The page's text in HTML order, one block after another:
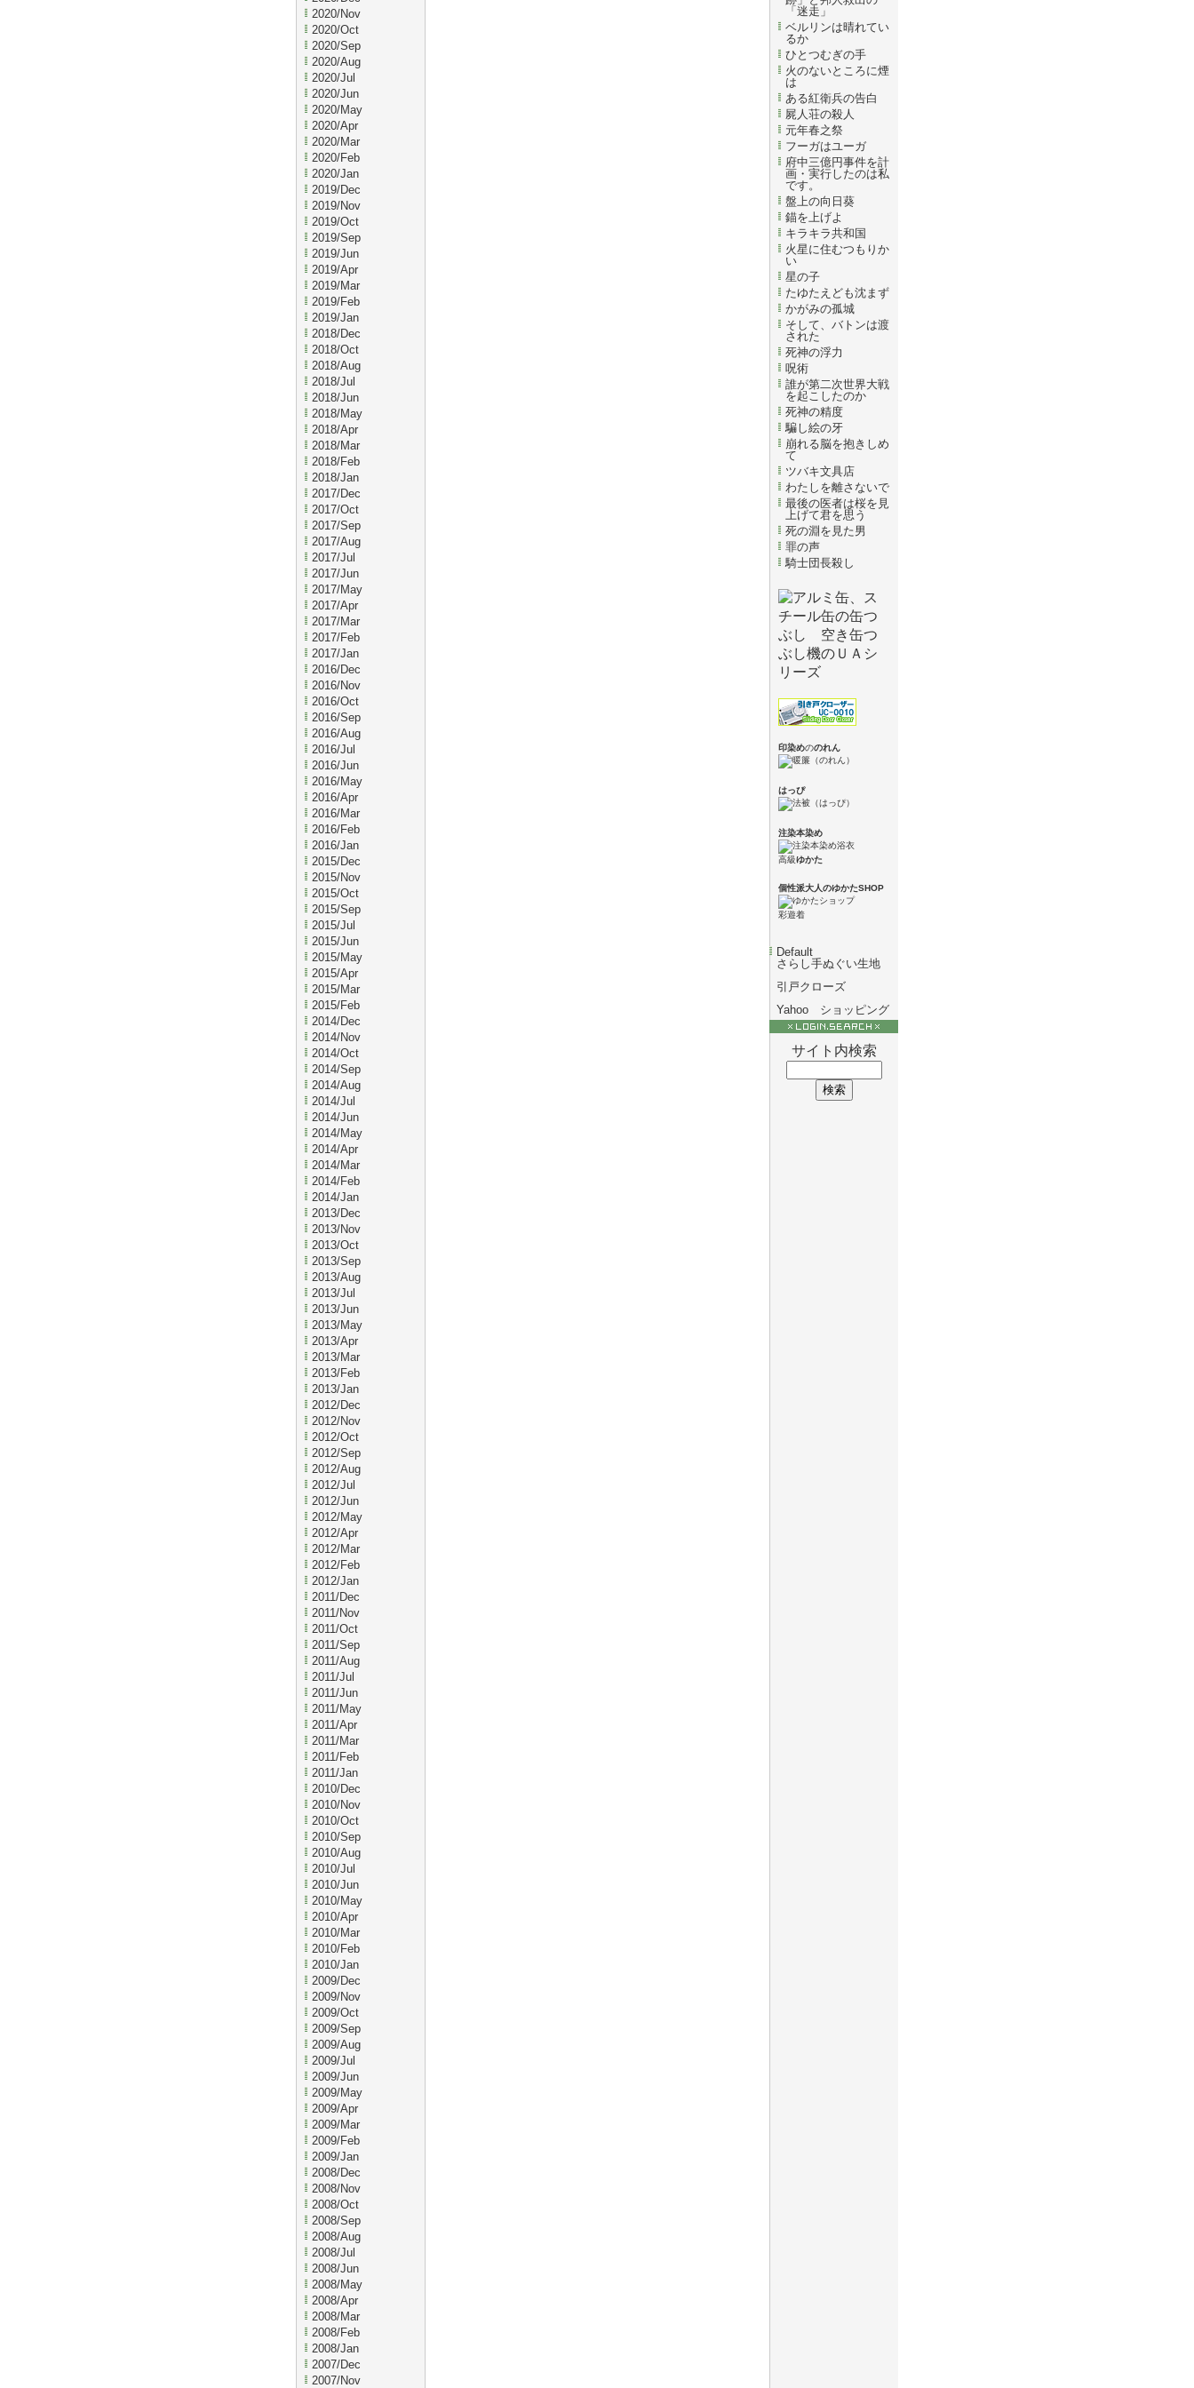
2020/Nov
2020/Oct
2020/Sep
2020/Aug
2020/Jul
2020/Jun
2020/May
2020/Apr
2020/Mar
2020/Feb
2020/Jan
2019/Dec
2019/Nov
2019/Oct
2019/Sep
2019/Jun
2019/Apr
2019/Mar
2019/Feb
2019/Jan
2018/Dec
2018/Oct
2018/Aug
2018/Jul
2018/Jun
2018/May
2018/Apr
2018/Mar
2018/Feb
2018/Jan
2017/Dec
2017/Oct
2017/Sep
2017/Aug
2017/Jul
2017/Jun
2017/May
2017/Apr
2017/Mar
2017/Feb
2017/Jan
2016/Dec
2016/Nov
2016/Oct
2016/Sep
2016/Aug
2016/Jul
2016/Jun
2016/May
2016/Apr
2016/Mar
2016/Feb
2016/Jan
2015/Dec
2015/Nov
2015/Oct
2015/Sep
2015/Jul
2015/Jun
2015/May
2015/Apr
2015/Mar
2015/Feb
2014/Dec
2014/Nov
2014/Oct
2014/Sep
2014/Aug
2014/Jul
2014/Jun
2014/May
2014/Apr
2014/Mar
2014/Feb
2014/Jan
2013/Dec
2013/Nov
2013/Oct
2013/Sep
2013/Aug
2013/Jul
2013/Jun
2013/May
2013/Apr
2013/Mar
2013/Feb
2013/Jan
2012/Dec
2012/Nov
2012/Oct
2012/Sep
2012/Aug
2012/Jul
2012/Jun
2012/May
2012/Apr
2012/Mar
2012/Feb
2012/Jan
2011/Dec
2011/Nov
2011/Oct
2011/Sep
2011/Aug
2011/Jul
2011/Jun
2011/May
2011/Apr
2011/Mar
2011/Feb
2011/Jan
2010/Dec
2010/Nov
2010/Oct
2010/Sep
2010/Aug
2010/Jul
2010/Jun
2010/May
2010/Apr
2010/Mar
2010/Feb
2010/Jan
2009/Dec
2009/Nov
2009/Oct
2009/Sep
2009/Aug
2009/Jul
2009/Jun
2009/May
2009/Apr
2009/Mar
2009/Feb
2009/Jan
2008/Dec
2008/Nov
2008/Oct
2008/Sep
2008/Aug
2008/Jul
2008/Jun
2008/May
2008/Apr
2008/Mar
2008/Feb
2008/Jan
2007/Dec
2007/Nov
「迷走」
ベルリンは晴れてい
るか
ひとつむぎの手
火のないところに煙
は
ある紅衛兵の告白
屍人荘の殺人
元年春之祭
フーガはユーガ
府中三億円事件を計
画・実行したのは私
です。
盤上の向日葵
錨を上げよ
キラキラ共和国
火星に住むつもりか
い
星の子
たゆたえども沈まず
かがみの孤城
そして、バトンは渡
された
死神の浮力
呪術
誰が第二次世界大戦
を起こしたのか
死神の精度
騙し絵の牙
崩れる脳を抱きしめ
て
ツバキ文具店
わたしを離さないで
最後の医者は桜を見
上げて君を思う
死の淵を見た男
罪の声
騎士団長殺し
印染めののれん
はっぴ
注染本染め
高級ゆかた
個性派大人のゆかたSHOP
彩遊着
Default
さらし手ぬぐい生地
引戸クローズ
Yahoo ショッピング
サイト内検索